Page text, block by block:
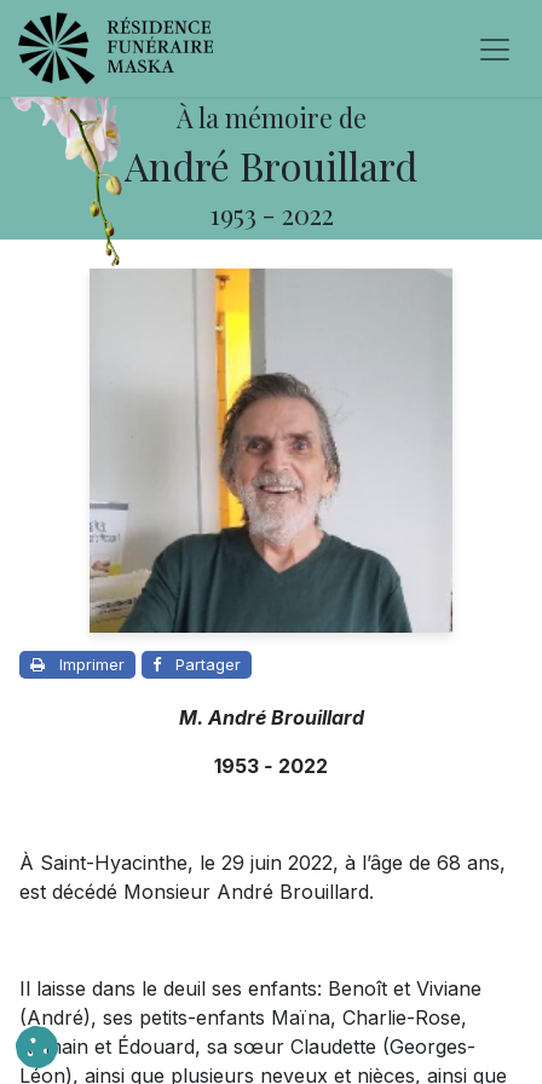
À la mémoire de
André Brouillard
1953 - 2022
Imprimer Partager
M. André Brouillard
1953 - 2022
À Saint-Hyacinthe, le 29 juin 2022, à l’âge de 68 ans,
est décédé Monsieur André Brouillard.
Il laisse dans le deuil ses enfants: Benoît et Viviane
(André), ses petits-enfants Maïna, Charlie-Rose,
Romain et Édouard, sa sœur Claudette (Georges-
Léon), ainsi que plusieurs neveux et nièces, ainsi que